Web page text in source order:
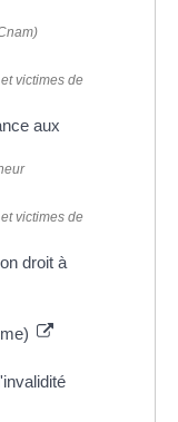
victimes de
aux
victimes de
droit à